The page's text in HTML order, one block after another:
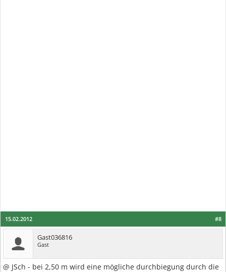
#8
15.02.2012
Gast036816
Gast
@ JSch - bei 2,50 m wird eine mögliche durchbiegung durch die